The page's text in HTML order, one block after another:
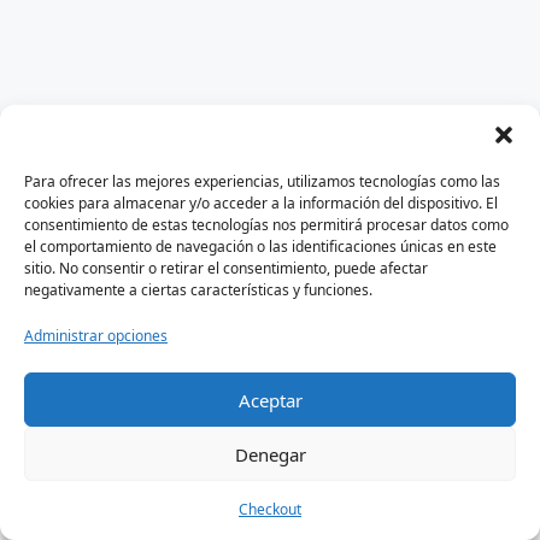
Para ofrecer las mejores experiencias, utilizamos tecnologías como las
cookies para almacenar y/o acceder a la información del dispositivo. El
consentimiento de estas tecnologías nos permitirá procesar datos como
el comportamiento de navegación o las identificaciones únicas en este
sitio. No consentir o retirar el consentimiento, puede afectar
negativamente a ciertas características y funciones.
Administrar opciones
Aceptar
Denegar
Checkout
Autor Aviso Legal Política De Privacidad